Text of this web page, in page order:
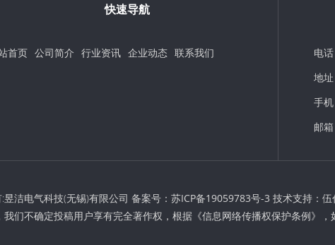
快速导航
首页 公司简介 行业资讯 企业动态 联系我们
电
地
手
邮
洁电气科技(无锡)有限公司 备案号： 苏ICP备19059783号-3 技术支持： 伍
们不确定投稿用户享有完全著作权，根据《信息网络传播权保护条例》，